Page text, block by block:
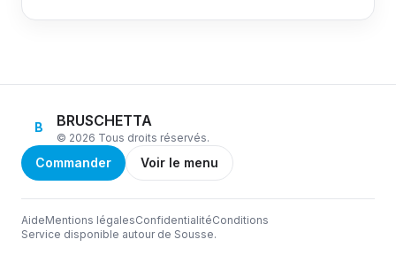
B BRUSCHETTA
© 2026 Tous droits réservés.
Commander Voir le menu
AideMentions légalesConfidentialitéConditions
Service disponible autour de Sousse.